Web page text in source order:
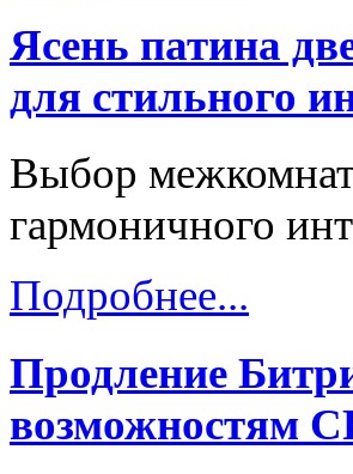
Ясень патина
для стильного
Выбор
гармоничного
Подробнее...
Продление
возможностям